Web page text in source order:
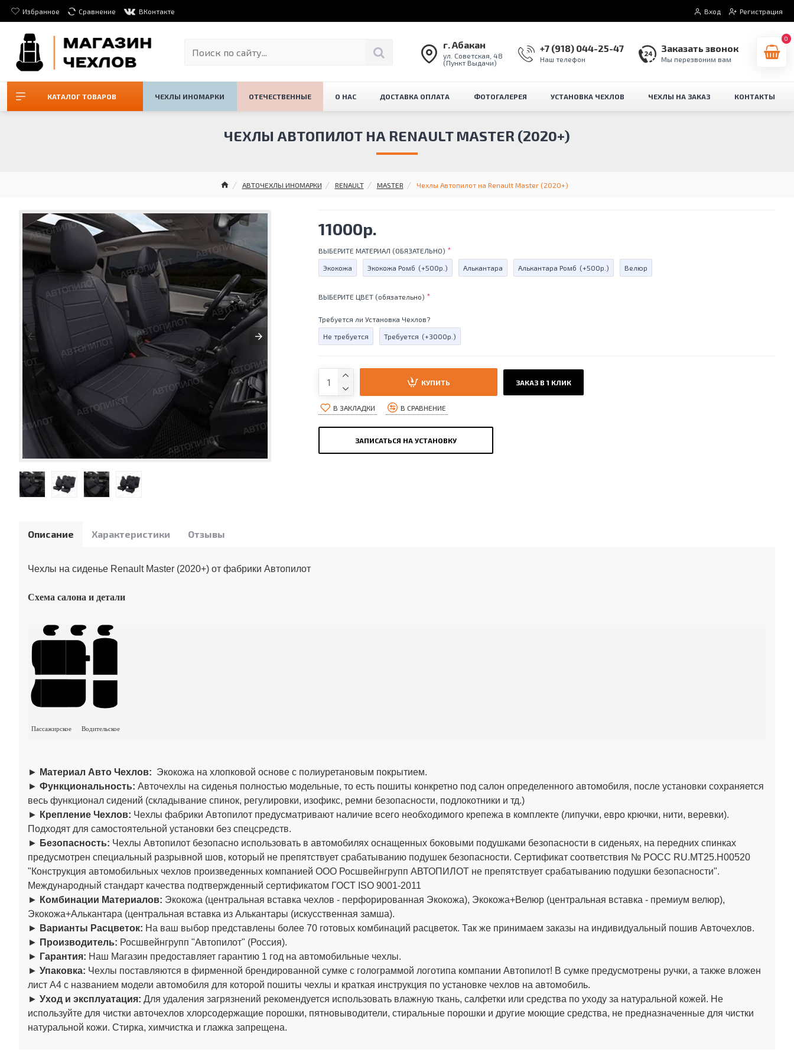
Избранное Сравнение ВКонтакте Вход Регистрация
г. Абакан
ул. Советская, 48
(Пункт Выдачи)
+7 (918) 044-25-47
Наш телефон
Заказать звонок
Мы перезвоним вам
0
КАТАЛОГ ТОВАРОВ ЧЕХЛЫ ИНОМАРКИ ОТЕЧЕСТВЕННЫЕ О НАС ДОСТАВКА ОПЛАТА ФОТОГАЛЕРЕЯ УСТАНОВКА ЧЕХЛОВ ЧЕХЛЫ НА ЗАКАЗ КОНТАКТЫ
АВТОЧЕХЛЫ ИНОМАРКИ RENAULT MASTER Чехлы Автопилот на Renault Master (2020+)
ЧЕХЛЫ АВТОПИЛОТ НА RENAULT MASTER (2020+)
11000р.
ВЫБЕРИТЕ МАТЕРИАЛ (ОБЯЗАТЕЛЬНО)
Экокожа Экокожа Ромб (+500р.) Алькантара Алькантара Ромб (+500р.) Велюр
ВЫБЕРИТЕ ЦВЕТ (обязательно)
Требуется ли Установка Чехлов?
Не требуется Требуется (+3000р.)
КУПИТЬ ЗАКАЗ В 1 КЛИК
В ЗАКЛАДКИ В СРАВНЕНИЕ
ЗАПИСАТЬСЯ НА УСТАНОВКУ
Описание Характеристики Отзывы
Чехлы на сиденье Renault Master (2020+) от фабрики Автопилот
Схема салона и детали
Пассажирское Водительское
► Материал Авто Чехлов: Экокожа на хлопковой основе с полиуретановым покрытием.
► Функциональность: Авточехлы на сиденья полностью модельные, то есть пошиты конкретно под салон определенного автомобиля, после установки сохраняется
весь функционал сидений (складывание спинок, регулировки, изофикс, ремни безопасности, подлокотники и тд.)
► Крепление Чехлов: Чехлы фабрики Автопилот предусматривают наличие всего необходимого крепежа в комплекте (липучки, евро крючки, нити, веревки).
Подходят для самостоятельной установки без спецсредств.
► Безопасность: Чехлы Автопилот безопасно использовать в автомобилях оснащенных боковыми подушками безопасности в сиденьях, на передних спинках
предусмотрен специальный разрывной шов, который не препятствует срабатыванию подушек безопасности. Сертификат соответствия № РОСС RU.МТ25.Н00520
"Конструкция автомобильных чехлов произведенных компанией ООО Росшвейнгрупп АВТОПИЛОТ не препятствует срабатыванию подушки безопасности".
Международный стандарт качества подтвержденный сертификатом ГОСТ ISO 9001-2011
► Комбинации Материалов: Экокожа (центральная вставка чехлов - перфорированная Экокожа), Экокожа+Велюр (центральная вставка - премиум велюр),
Экокожа+Алькантара (центральная вставка из Алькантары (искусственная замша).
► Варианты Расцветок: На ваш выбор представлены более 70 готовых комбинаций расцветок. Так же принимаем заказы на индивидуальный пошив Авточехлов.
► Производитель: Росшвейнгрупп "Автопилот" (Россия).
► Гарантия: Наш Магазин предоставляет гарантию 1 год на автомобильные чехлы.
► Упаковка: Чехлы поставляются в фирменной брендированной сумке с голограммой логотипа компании Автопилот! В сумке предусмотрены ручки, а также вложен
лист А4 с названием модели автомобиля для которой пошиты чехлы и краткая инструкция по установке чехлов на автомобиль.
► Уход и эксплуатация: Для удаления загрязнений рекомендуется использовать влажную ткань, салфетки или средства по уходу за натуральной кожей. Не
используйте для чистки авточехлов хлорсодержащие порошки, пятновыводители, стиральные порошки и другие моющие средства, не предназначенные для чистки
натуральной кожи. Стирка, химчистка и глажка запрещена.